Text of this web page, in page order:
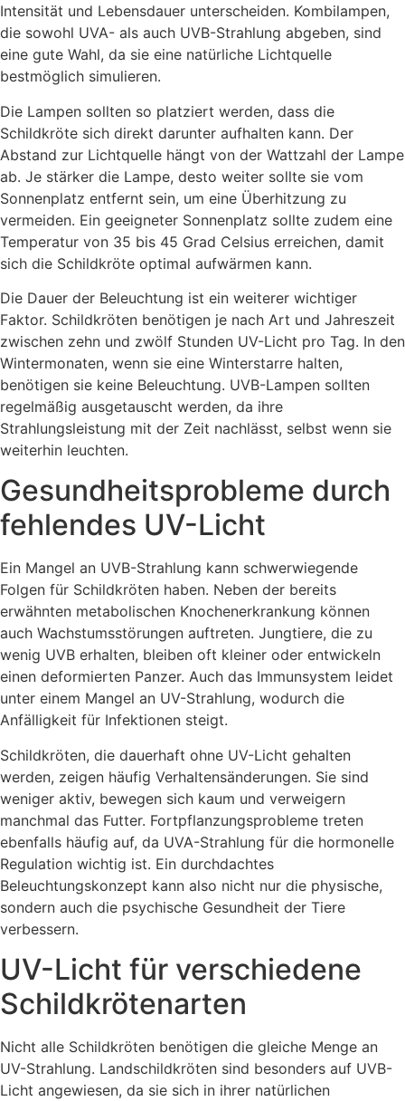
Intensität und Lebensdauer unterscheiden. Kombilampen,
die sowohl UVA- als auch UVB-Strahlung abgeben, sind
eine gute Wahl, da sie eine natürliche Lichtquelle
bestmöglich simulieren.
Die Lampen sollten so platziert werden, dass die
Schildkröte sich direkt darunter aufhalten kann. Der
Abstand zur Lichtquelle hängt von der Wattzahl der Lampe
ab. Je stärker die Lampe, desto weiter sollte sie vom
Sonnenplatz entfernt sein, um eine Überhitzung zu
vermeiden. Ein geeigneter Sonnenplatz sollte zudem eine
Temperatur von 35 bis 45 Grad Celsius erreichen, damit
sich die Schildkröte optimal aufwärmen kann.
Die Dauer der Beleuchtung ist ein weiterer wichtiger
Faktor. Schildkröten benötigen je nach Art und Jahreszeit
zwischen zehn und zwölf Stunden UV-Licht pro Tag. In den
Wintermonaten, wenn sie eine Winterstarre halten,
benötigen sie keine Beleuchtung. UVB-Lampen sollten
regelmäßig ausgetauscht werden, da ihre
Strahlungsleistung mit der Zeit nachlässt, selbst wenn sie
weiterhin leuchten.
Gesundheitsprobleme durch
fehlendes UV-Licht
Ein Mangel an UVB-Strahlung kann schwerwiegende
Folgen für Schildkröten haben. Neben der bereits
erwähnten metabolischen Knochenerkrankung können
auch Wachstumsstörungen auftreten. Jungtiere, die zu
wenig UVB erhalten, bleiben oft kleiner oder entwickeln
einen deformierten Panzer. Auch das Immunsystem leidet
unter einem Mangel an UV-Strahlung, wodurch die
Anfälligkeit für Infektionen steigt.
Schildkröten, die dauerhaft ohne UV-Licht gehalten
werden, zeigen häufig Verhaltensänderungen. Sie sind
weniger aktiv, bewegen sich kaum und verweigern
manchmal das Futter. Fortpflanzungsprobleme treten
ebenfalls häufig auf, da UVA-Strahlung für die hormonelle
Regulation wichtig ist. Ein durchdachtes
Beleuchtungskonzept kann also nicht nur die physische,
sondern auch die psychische Gesundheit der Tiere
verbessern.
UV-Licht für verschiedene
Schildkrötenarten
Nicht alle Schildkröten benötigen die gleiche Menge an
UV-Strahlung. Landschildkröten sind besonders auf UVB-
Licht angewiesen, da sie sich in ihrer natürlichen